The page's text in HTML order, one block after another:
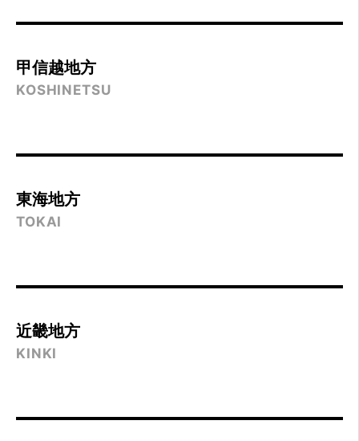
甲信越地方
KOSHINETSU
東海地方
TOKAI
近畿地方
KINKI